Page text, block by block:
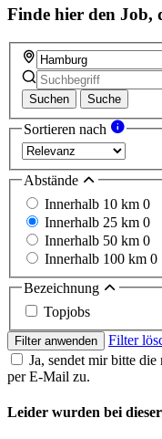
Finde hier den Job,
Suchen Suche
Sortieren nach
Abstände
Innerhalb 10 km 0
Innerhalb 25 km 0
Innerhalb 50 km 0
Innerhalb 100 km 0
Bezeichnung
Topjobs
Filter anwenden
Filter
Ja, sendet mir bitte die
per E-Mail zu.
Leider wurden bei